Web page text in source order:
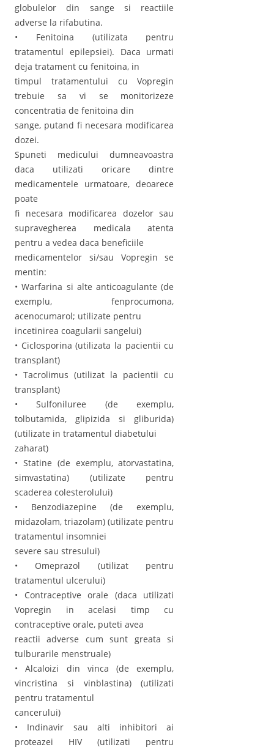
globulelor din sange si reactiile
adverse la rifabutina.
• Fenitoina (utilizata pentru
tratamentul epilepsiei). Daca urmati
deja tratament cu fenitoina, in
timpul tratamentului cu Vopregin
trebuie sa vi se monitorizeze
concentratia de fenitoina din
sange, putand fi necesara modificarea
dozei.
Spuneti medicului dumneavoastra
daca utilizati oricare dintre
medicamentele urmatoare, deoarece
poate
fi necesara modificarea dozelor sau
supravegherea medicala atenta
pentru a vedea daca beneficiile
medicamentelor si/sau Vopregin se
mentin:
• Warfarina si alte anticoagulante (de
exemplu, fenprocumona,
acenocumarol; utilizate pentru
incetinirea coagularii sangelui)
• Ciclosporina (utilizata la pacientii cu
transplant)
• Tacrolimus (utilizat la pacientii cu
transplant)
• Sulfoniluree (de exemplu,
tolbutamida, glipizida si gliburida)
(utilizate in tratamentul diabetului
zaharat)
• Statine (de exemplu, atorvastatina,
simvastatina) (utilizate pentru
scaderea colesterolului)
• Benzodiazepine (de exemplu,
midazolam, triazolam) (utilizate pentru
tratamentul insomniei
severe sau stresului)
• Omeprazol (utilizat pentru
tratamentul ulcerului)
• Contraceptive orale (daca utilizati
Vopregin in acelasi timp cu
contraceptive orale, puteti avea
reactii adverse cum sunt greata si
tulburarile menstruale)
• Alcaloizi din vinca (de exemplu,
vincristina si vinblastina) (utilizati
pentru tratamentul
cancerului)
• Indinavir sau alti inhibitori ai
proteazei HIV (utilizati pentru